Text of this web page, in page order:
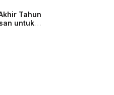
Tahun
untuk